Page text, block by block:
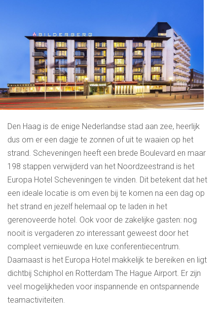
Den Haag is de enige Nederlandse stad aan zee, heerlijk
dus om er een dagje te zonnen of uit te waaien op het
strand. Scheveningen heeft een brede Boulevard en maar
198 stappen verwijderd van het Noordzeestrand is het
Europa Hotel Scheveningen te vinden. Dit betekent dat het
een ideale locatie is om even bij te komen na een dag op
het strand en jezelf helemaal op te laden in het
gerenoveerde hotel. Ook voor de zakelijke gasten: nog
nooit is vergaderen zo interessant geweest door het
compleet vernieuwde en luxe conferentiecentrum.
Daarnaast is het Europa Hotel makkelijk te bereiken en ligt
dichtbij Schiphol en Rotterdam The Hague Airport. Er zijn
veel mogelijkheden voor inspannende en ontspannende
teamactiviteiten.